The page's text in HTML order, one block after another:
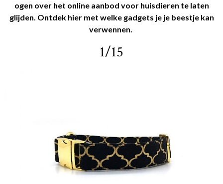
ogen over het online aanbod voor huisdieren te laten
glijden. Ontdek hier met welke gadgets je je beestje kan
verwennen.
1/15